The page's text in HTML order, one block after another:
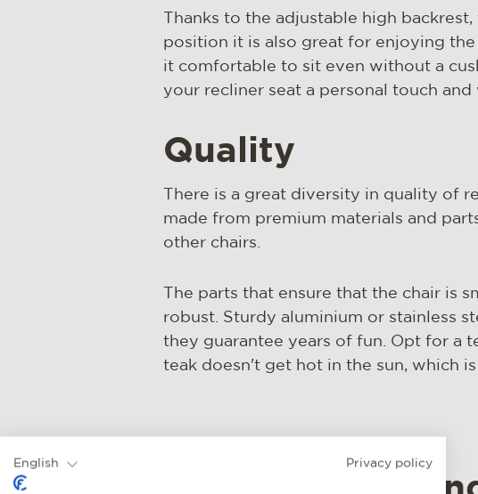
Thanks to the adjustable high
position it is also great for enjoying
it comfortable to sit even without a
your recliner seat a personal touch
Quality
There is a great diversity in quality of
made from premium materials and
other chairs.
The parts that ensure that the chair is
robust. Sturdy aluminium or stainless
they guarantee years of fun. Opt for a
teak doesn't get hot in the sun, which
English Privacy policy